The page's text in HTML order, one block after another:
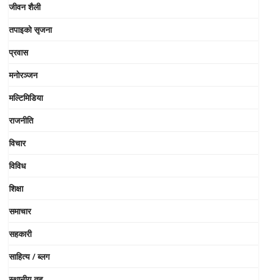
जीवन शैली
तपाइको सृजना
प्रवास
मनोरञ्जन
मल्टिमिडिया
राजनीति
विचार
विविध
शिक्षा
समाचार
सहकारी
साहित्य / ब्लग